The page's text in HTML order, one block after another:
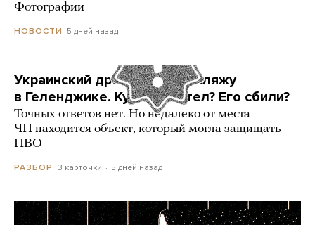
Фотографии
НОВОСТИ 5 дней назад
Украинский дрон попал по пляжу
в Геленджике. Куда он летел? Его сбили?
Точных ответов нет. Но недалеко от места
ЧП находится объект, который могла защищать
ПВО
РАЗБОР 3 карточки 5 дней назад